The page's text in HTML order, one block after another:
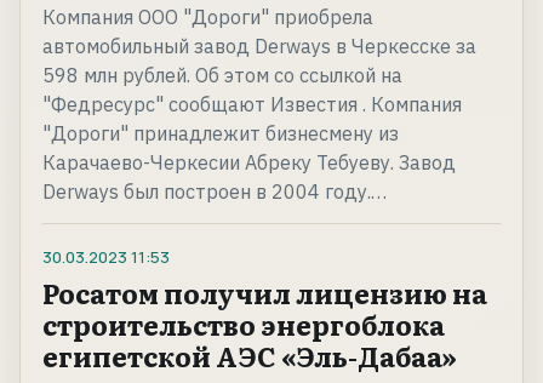
Компания ООО "Дороги" приобрела
автомобильный завод Derways в Черкесске за
598 млн рублей. Об этом со ссылкой на
"Федресурс" сообщают Известия . Компания
"Дороги" принадлежит бизнесмену из
Карачаево-Черкесии Абреку Тебуеву. Завод
Derways был построен в 2004 году.…
30.03.2023 11:53
Росатом получил лицензию на
строительство энергоблока
египетской АЭС «Эль-Дабаа»